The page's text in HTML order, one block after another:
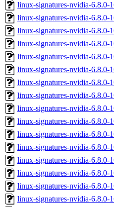
linux-signatures-nvidia-6.8.0-
linux-signatures-nvidia-6.8.0-
linux-signatures-nvidia-6.8.0-
linux-signatures-nvidia-6.8.0-
linux-signatures-nvidia-6.8.0-
linux-signatures-nvidia-6.8.0-
linux-signatures-nvidia-6.8.0-
linux-signatures-nvidia-6.8.0-
linux-signatures-nvidia-6.8.0-
linux-signatures-nvidia-6.8.0-
linux-signatures-nvidia-6.8.0-
linux-signatures-nvidia-6.8.0-
linux-signatures-nvidia-6.8.0-
linux-signatures-nvidia-6.8.0-
linux-signatures-nvidia-6.8.0-
linux-signatures-nvidia-6.8.0-